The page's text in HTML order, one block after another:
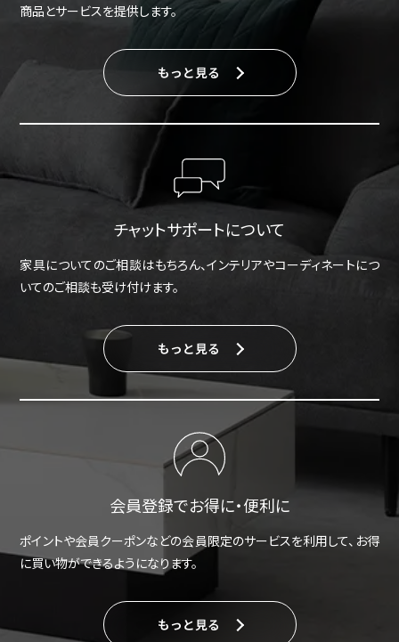
商品とサービスを提供します。
もっと見る
チャットサポートについて
家具についてのご相談はもちろん、インテリアやコーディネートにつ
いてのご相談も受け付けます。
もっと見る
会員登録でお得に・便利に
ポイントや会員クーポンなどの会員限定のサービスを利用して、お得
に買い物ができるようになります。
もっと見る